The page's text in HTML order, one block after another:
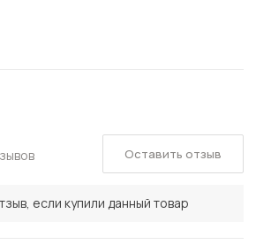
если купили данный товар
Оставить отзыв